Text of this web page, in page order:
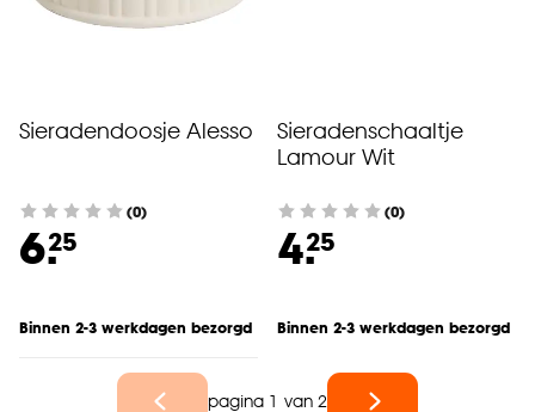
Sieradendoosje Alesso
(0)
6.25
Binnen 2-3 werkdagen bezorgd
Sieradenschaaltje
Lamour Wit
(0)
4.25
Binnen 2-3 werkdagen bezorgd
pagina 1 van 2